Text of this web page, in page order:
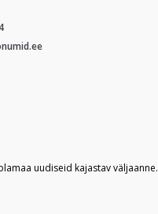
uudiseid kajastav väljaanne.